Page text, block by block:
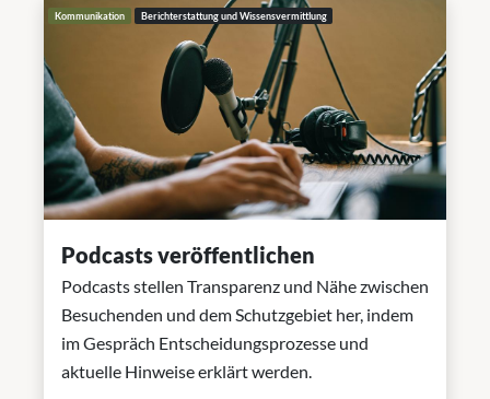
Kommunikation Berichterstattung und Wissensvermittlung
Podcasts veröffentlichen
Podcasts stellen Transparenz und Nähe zwischen
Besuchenden und dem Schutzgebiet her, indem
im Gespräch Entscheidungsprozesse und
aktuelle Hinweise erklärt werden.